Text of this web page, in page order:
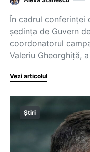
În cadrul conferinței
ședința de Guvern
coordonatorul
Valeriu Gheorghiță,
Vezi articolul
Știri